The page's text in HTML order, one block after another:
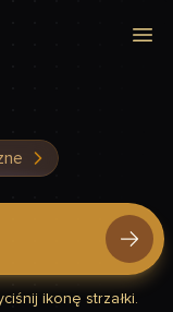
jest szybka
ikonę strzałki.